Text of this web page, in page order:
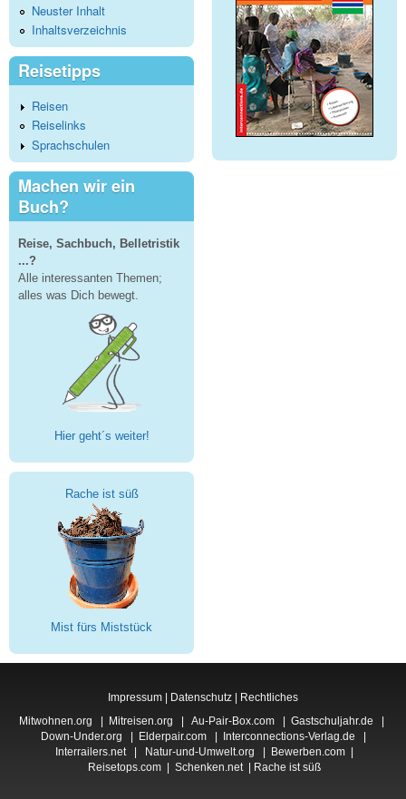
Neuster Inhalt
Inhaltsverzeichnis
Reisetipps
Reisen
Reiselinks
Sprachschulen
Machen wir ein
Buch?
Reise, Sachbuch, Belletristik
...?
Alle interessanten Themen;
alles was Dich bewegt.
Hier geht´s weiter!
Rache ist süß
Mist fürs Miststück
Impressum | Datenschutz | Rechtliches
Mitwohnen.org
Mitreisen.org Au-Pair-Box.com Gastschuljahr.de
Down-Under.org
Elderpair.com| Interconnections-Verlag.de
Interrailers.net| Natur-und-Umwelt.org Bewerben.com
Reisetops.com
Schenken.net| Rache ist süß